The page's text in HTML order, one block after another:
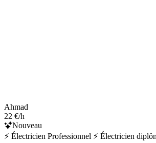
Ahmad
22 €/h
Nouveau
⚡ Électricien Professionnel ⚡ Électricien